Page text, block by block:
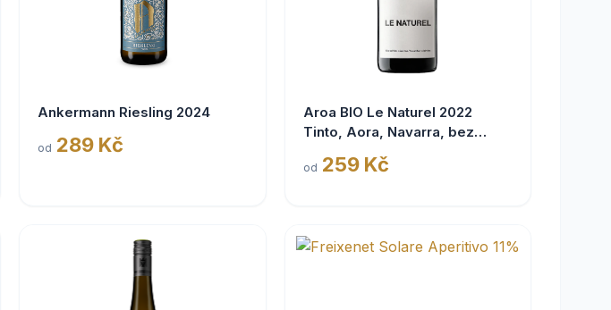
Ankermann Riesling 2024
od 289 Kč
Aroa BIO Le Naturel 2022
Tinto, Aora, Navarra, bez
od 259 Kč